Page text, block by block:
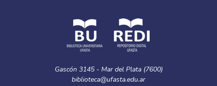
Gascón 3145 - Mar del Plata (7600)
biblioteca@ufasta.edu.ar